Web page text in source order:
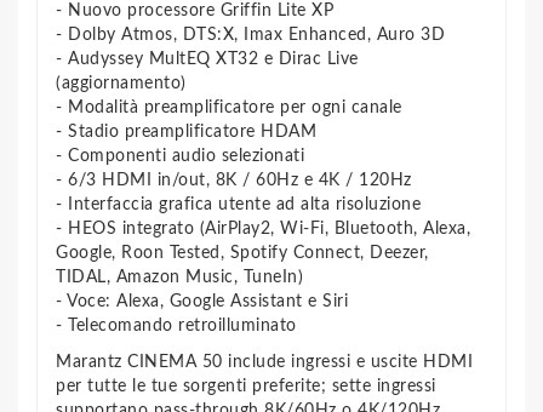
- Nuovo processore Griffin Lite XP
- Dolby Atmos, DTS:X, Imax Enhanced, Auro 3D
- Audyssey MultEQ XT32 e Dirac Live
(aggiornamento)
- Modalità preamplificatore per ogni canale
- Stadio preamplificatore HDAM
- Componenti audio selezionati
- 6/3 HDMI in/out, 8K / 60Hz e 4K / 120Hz
- Interfaccia grafica utente ad alta risoluzione
- HEOS integrato (AirPlay2, Wi-Fi, Bluetooth, Alexa,
Google, Roon Tested, Spotify Connect, Deezer,
TIDAL, Amazon Music, TuneIn)
- Voce: Alexa, Google Assistant e Siri
- Telecomando retroilluminato
Marantz CINEMA 50 include ingressi e uscite HDMI
per tutte le tue sorgenti preferite; sette ingressi